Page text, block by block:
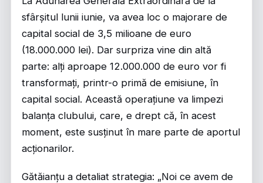
sfârșitul lunii iunie, va avea loc o majorare de
capital social de 3,5 milioane de euro
(18.000.000 lei). Dar surpriza vine din altă
parte: alți aproape 12.000.000 de euro vor fi
transformați, printr-o primă de emisiune, în
capital social. Această operațiune va limpezi
balanța clubului, care, e drept că, în acest
moment, este susținut în mare parte de aportul
acționarilor.
Gătăianțu a detaliat strategia: „Noi ce avem de